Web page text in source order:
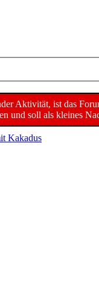
Aktivität, ist das
und soll als kleines
Kakadus